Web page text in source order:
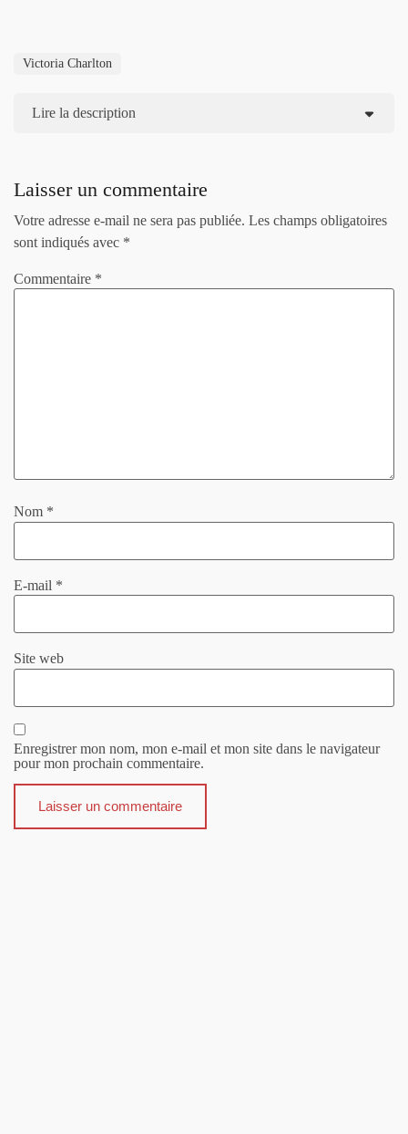
Victoria Charlton
Lire la description
Laisser un commentaire
Votre adresse e-mail ne sera pas publiée. Les champs obligatoires
sont indiqués avec *
Commentaire *
Nom *
E-mail *
Site web
Enregistrer mon nom, mon e-mail et mon site dans le navigateur
pour mon prochain commentaire.